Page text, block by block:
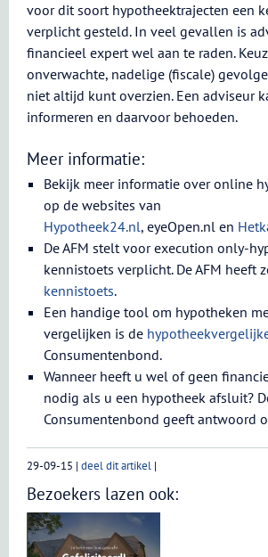
voor dit soort hypotheektrajecten een
verplicht gesteld. In veel gevallen is
financieel expert wel aan te raden.
onverwachte, nadelige (fiscale)
niet altijd kunt overzien. Een adviseur
informeren en daarvoor behoeden.
Meer informatie:
Bekijk meer informatie over online
op de websites van
Hypotheek24.nl, eyeOpen.nl en
De AFM stelt voor execution only-
kennistoets verplicht. De AFM heeft
kennistoets.
Een handige tool om hypotheken
vergelijken is de
Consumentenbond.
Wanneer heeft u wel of geen
nodig als u een hypotheek afsluit?
Consumentenbond geeft antwoord
29-09-15 | deel dit artikel |
Bezoekers lazen ook: